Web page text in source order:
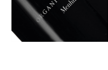
PIETRA ORGANIC NEGROAMARO -
NEGROAMARO IGT SALENTO 2024 -
750 ML